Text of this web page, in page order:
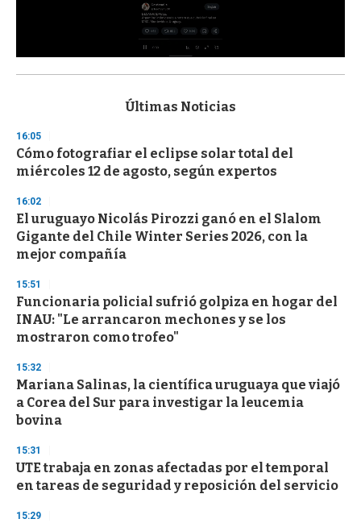
s
d
s
o
f
3
s
e
c
o
d
s
Últimas Noticias
16:05
Cómo fotografiar el eclipse solar total del
miércoles 12 de agosto, según expertos
16:02
El uruguayo Nicolás Pirozzi ganó en el Slalom
Gigante del Chile Winter Series 2026, con la
mejor compañía
15:51
Funcionaria policial sufrió golpiza en hogar del
INAU: "Le arrancaron mechones y se los
mostraron como trofeo"
15:32
Mariana Salinas, la científica uruguaya que viajó
a Corea del Sur para investigar la leucemia
bovina
15:31
UTE trabaja en zonas afectadas por el temporal
en tareas de seguridad y reposición del servicio
15:29